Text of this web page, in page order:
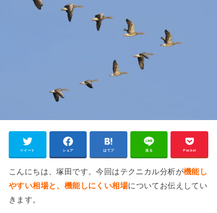
ツイート シェア はてブ 送る Pocket
こんにちは、塚田です。今回はテクニカル分析が機能し
やすい相場と、機能しにくい相場についてお伝えしてい
きます。